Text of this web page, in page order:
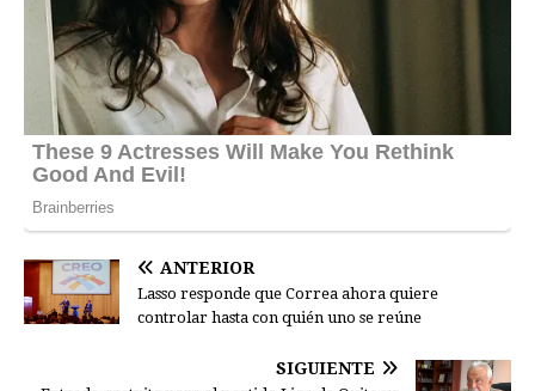
ANTERIOR
Lasso responde que Correa ahora quiere
controlar hasta con quién uno se reúne
SIGUIENTE